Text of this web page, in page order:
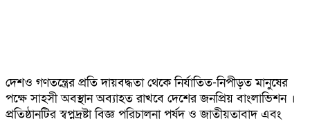
দেশও গণতন্ত্রের প্রতি দায়বদ্ধতা থেকে নির্যাতিত-নিপীড়ত মানুষের
পক্ষে সাহসী অবস্থান অব্যাহত রাখবে দেশের জনপ্রিয় বাংলাভিশন ।
প্রতিষ্ঠানটির স্বপ্নদ্রষ্টা বিজ্ঞ পরিচালনা পর্ষদ ও জাতীয়তাবাদ এবং